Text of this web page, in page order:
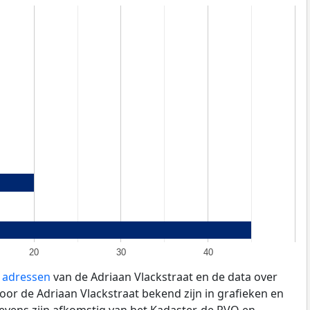
20 30 40
van de Adriaan Vlackstraat en de data over
de Adriaan Vlackstraat bekend zijn in grafieken en